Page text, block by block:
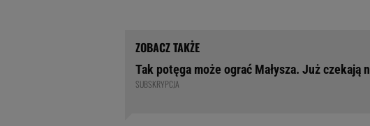
Tak potęga może ograć Małysza. Już czekają
SUBSKRYPCJA